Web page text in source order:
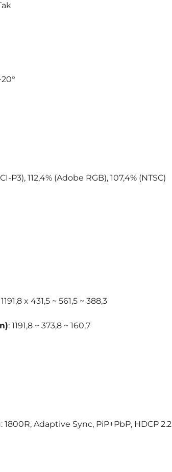
P3), 112,4% (Adobe RGB), 107,4% (NTSC)
1191,8 x 431,5 ~ 561,5 ~ 388,3
: 1191,8 ~ 373,8 ~ 160,7
1800R, Adaptive Sync, PiP+PbP, HDCP 2.2